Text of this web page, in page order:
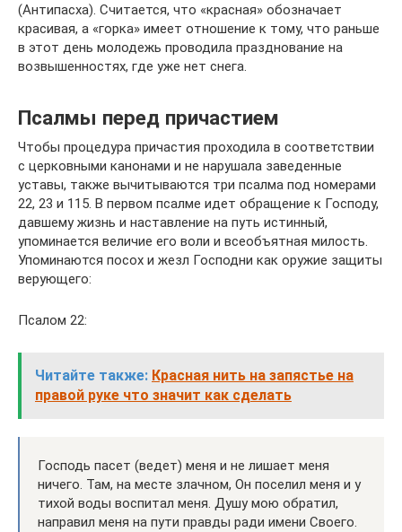
(Антипасха). Считается, что «красная» обозначает
красивая, а «горка» имеет отношение к тому, что раньше
в этот день молодежь проводила празднование на
возвышенностях, где уже нет снега.
Псалмы перед причастием
Чтобы процедура причастия проходила в соответствии
с церковными канонами и не нарушала заведенные
уставы, также вычитываются три псалма под номерами
22, 23 и 115. В первом псалме идет обращение к Господу,
давшему жизнь и наставление на путь истинный,
упоминается величие его воли и всеобъятная милость.
Упоминаются посох и жезл Господни как оружие защиты
верующего:
Псалом 22:
Читайте также: Красная нить на запястье на
правой руке что значит как сделать
Господь пасет (ведет) меня и не лишает меня
ничего. Там, на месте злачном, Он поселил меня и у
тихой воды воспитал меня. Душу мою обратил,
направил меня на пути правды ради имени Своего.